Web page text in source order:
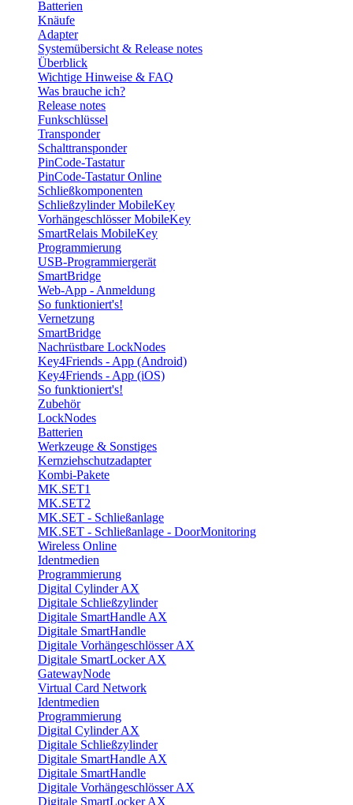
Batterien
Knäufe
Adapter
Systemübersicht & Release notes
Überblick
Wichtige Hinweise & FAQ
Was brauche ich?
Release notes
Funkschlüssel
Transponder
Schalttransponder
PinCode-Tastatur
PinCode-Tastatur Online
Schließkomponenten
Schließzylinder MobileKey
Vorhängeschlösser MobileKey
SmartRelais MobileKey
Programmierung
USB-Programmiergerät
SmartBridge
Web-App - Anmeldung
So funktioniert's!
Vernetzung
SmartBridge
Nachrüstbare LockNodes
Key4Friends - App (Android)
Key4Friends - App (iOS)
So funktioniert's!
Zubehör
LockNodes
Batterien
Werkzeuge & Sonstiges
Kernziehschutzadapter
Kombi-Pakete
MK.SET1
MK.SET2
MK.SET - Schließanlage
MK.SET - Schließanlage - DoorMonitoring
Wireless Online
Identmedien
Programmierung
Digital Cylinder AX
Digitale Schließzylinder
Digitale SmartHandle AX
Digitale SmartHandle
Digitale Vorhängeschlösser AX
Digitale SmartLocker AX
GatewayNode
Virtual Card Network
Identmedien
Programmierung
Digital Cylinder AX
Digitale Schließzylinder
Digitale SmartHandle AX
Digitale SmartHandle
Digitale Vorhängeschlösser AX
Digitale SmartLocker AX